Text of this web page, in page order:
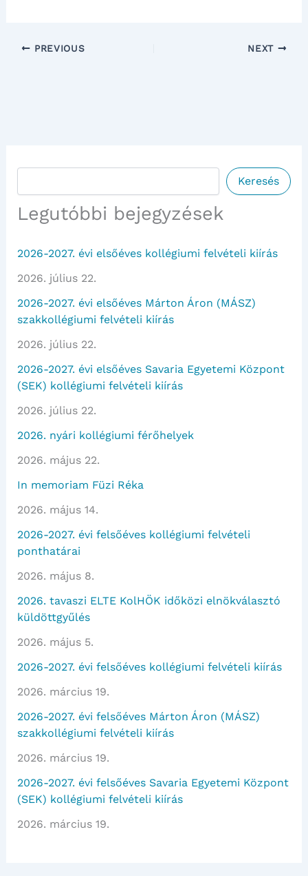
PREVIOUS NEXT
Keresés
Legutóbbi bejegyzések
2026-2027. évi elsőéves kollégiumi felvételi kiírás
2026. július 22.
2026-2027. évi elsőéves Márton Áron (MÁSZ)
szakkollégiumi felvételi kiírás
2026. július 22.
2026-2027. évi elsőéves Savaria Egyetemi Központ
(SEK) kollégiumi felvételi kiírás
2026. július 22.
2026. nyári kollégiumi férőhelyek
2026. május 22.
In memoriam Füzi Réka
2026. május 14.
2026-2027. évi felsőéves kollégiumi felvételi
ponthatárai
2026. május 8.
2026. tavaszi ELTE KolHÖK időközi elnökválasztó
küldöttgyűlés
2026. május 5.
2026-2027. évi felsőéves kollégiumi felvételi kiírás
2026. március 19.
2026-2027. évi felsőéves Márton Áron (MÁSZ)
szakkollégiumi felvételi kiírás
2026. március 19.
2026-2027. évi felsőéves Savaria Egyetemi Központ
(SEK) kollégiumi felvételi kiírás
2026. március 19.